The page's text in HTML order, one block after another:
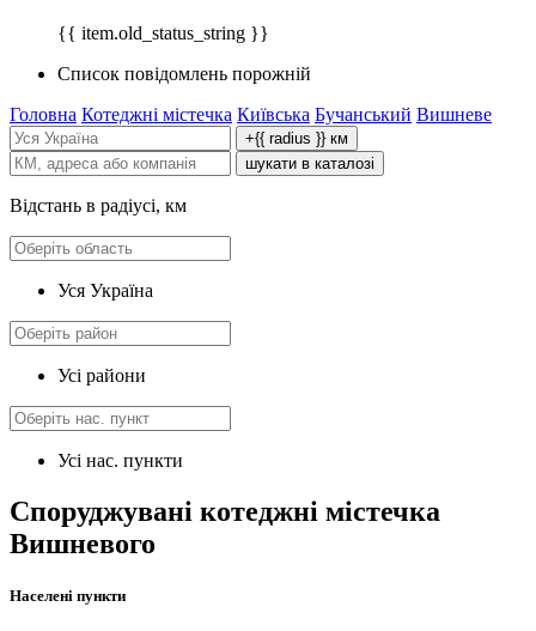
{{ item.old_status_string }}
Список повідомлень порожній
Головна Котеджні містечка Київська Бучанський Вишневе
+{{ radius }} км
шукати в каталозі
Відстань в радіусі, км
Уся Україна
Усі райони
Усі нас. пункти
Споруджувані котеджні містечка
Вишневого
Населені пункти